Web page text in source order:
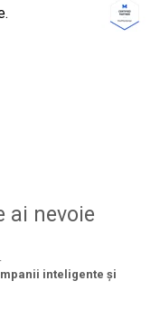
ai nevoie
inteligente și